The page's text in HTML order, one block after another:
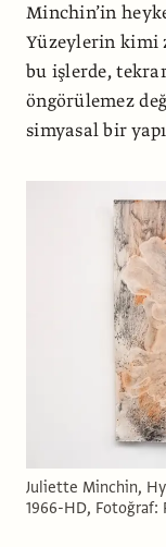
Minchin’in
Yüzeylerin kimi
bu işlerde,
öngörülemez
simyasal bir
Juliette Minchin,
1966-HD, Fotoğraf: